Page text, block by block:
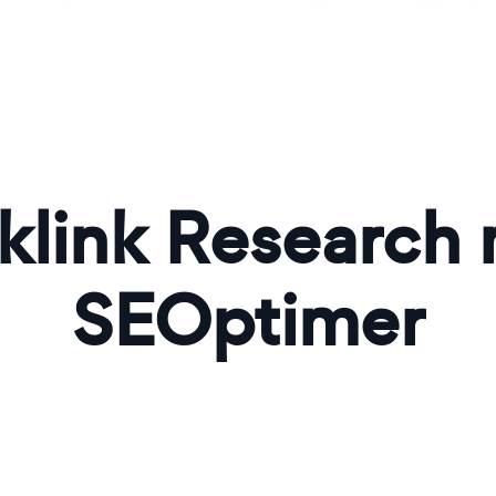
Research
SEOptimer